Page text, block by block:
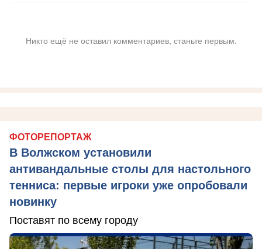
Никто ещё не оставил комментариев, станьте первым.
ФОТОРЕПОРТАЖ
В Волжском установили
антивандальные столы для настольного
тенниса: первые игроки уже опробовали
новинку
Поставят по всему городу